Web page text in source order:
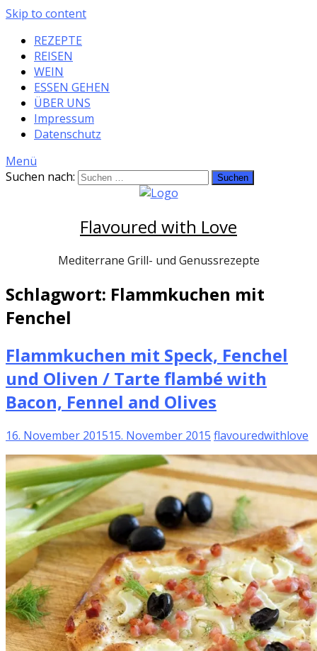
Skip to content
REZEPTE
REISEN
WEIN
ESSEN GEHEN
ÜBER UNS
Impressum
Datenschutz
Menü
Suchen nach:
Flavoured with Love
Mediterrane Grill- und Genussrezepte
Schlagwort: Flammkuchen mit
Fenchel
Flammkuchen mit Speck, Fenchel
und Oliven / Tarte flambé with
Bacon, Fennel and Olives
16. November 201515. November 2015 flavouredwithlove